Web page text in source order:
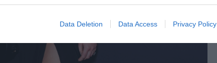
Data Deletion Data Access Privacy Policy